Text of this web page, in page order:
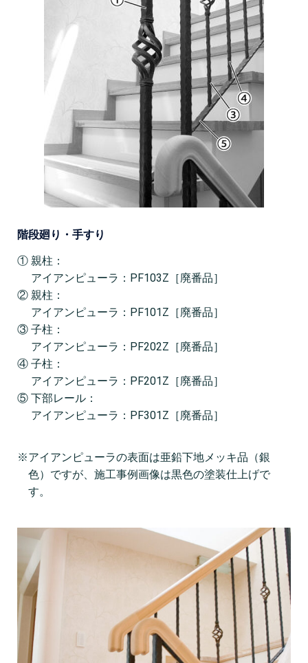
階段廻り・手すり
① 親柱：
アイアンピューラ：PF103Z［廃番品］
② 親柱：
アイアンピューラ：PF101Z［廃番品］
③ 子柱：
アイアンピューラ：PF202Z［廃番品］
④ 子柱：
アイアンピューラ：PF201Z［廃番品］
⑤ 下部レール：
アイアンピューラ：PF301Z［廃番品］
※アイアンピューラの表面は亜鉛下地メッキ品（銀
色）ですが、施工事例画像は黒色の塗装仕上げで
す。